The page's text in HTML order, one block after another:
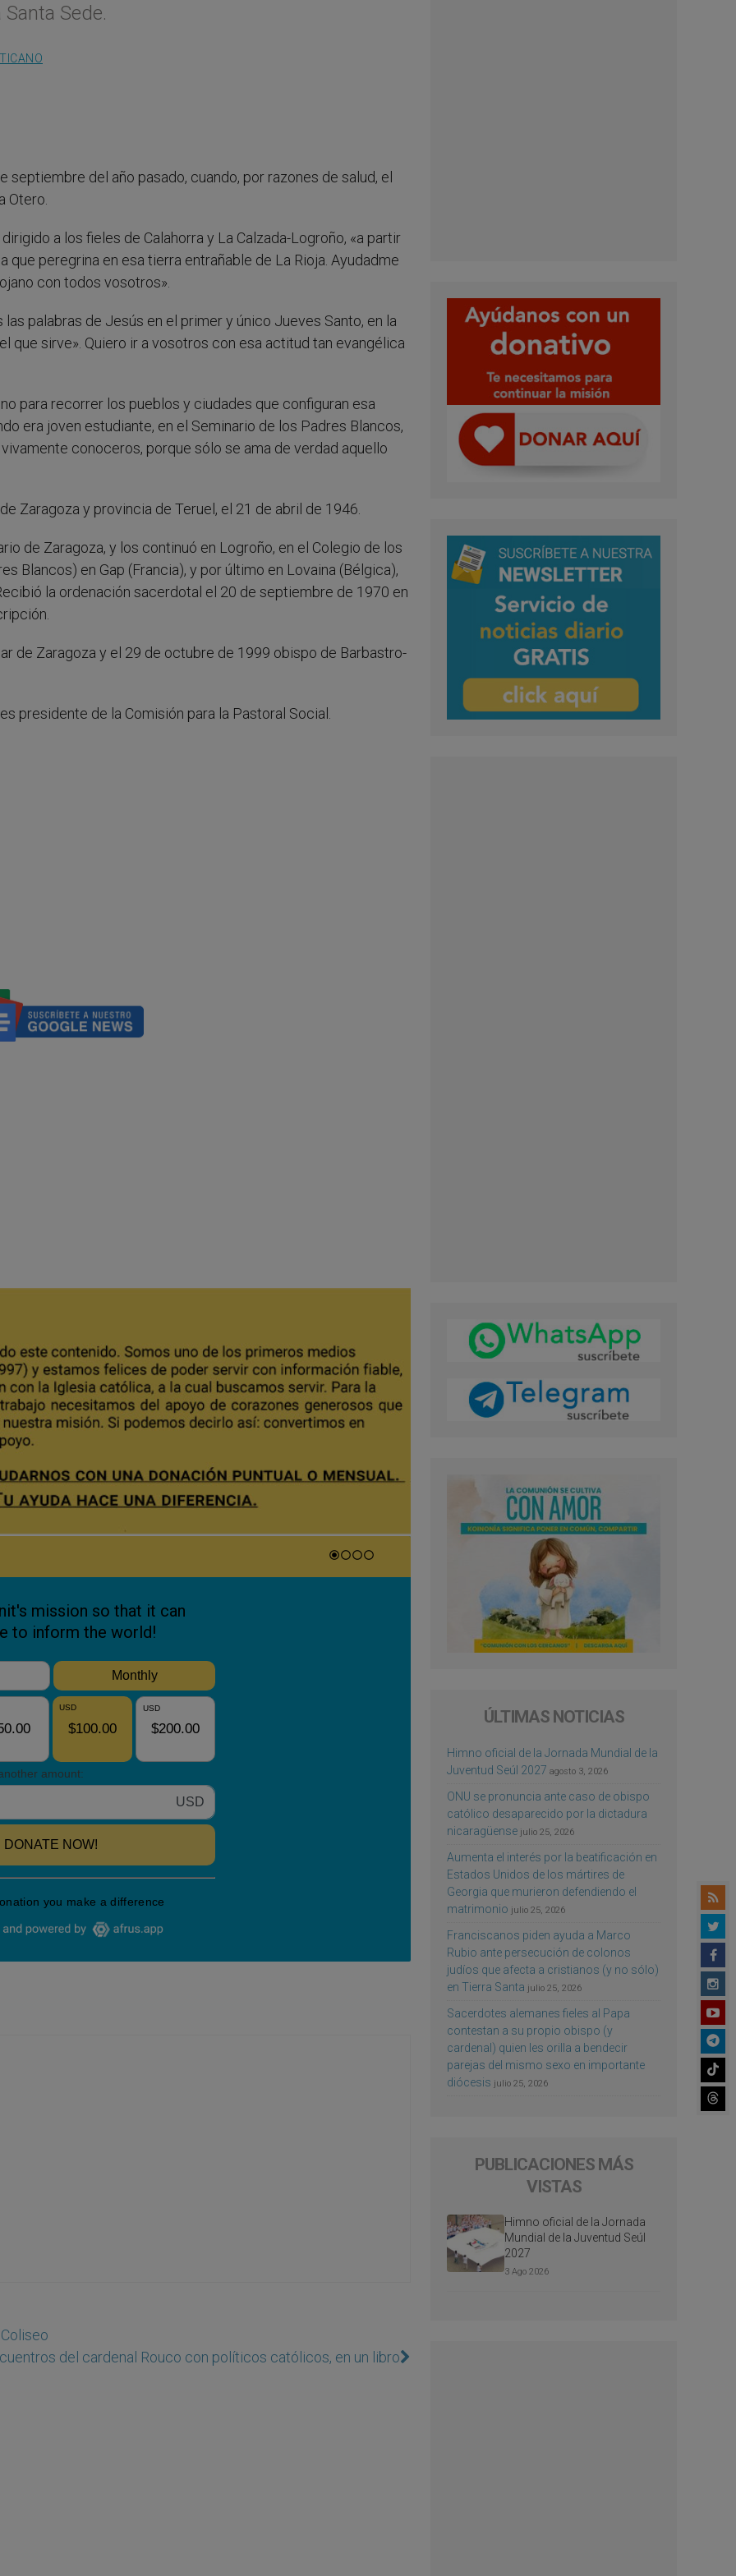
Sede.
del año pasado, cuando, por razones de salud, el
Otero.
a los fieles de Calahorra y La Calzada-Logroño, «a partir
que peregrina en esa tierra entrañable de La Rioja. Ayudadme
con todos vosotros».
palabras de Jesús en el primer y único Jueves Santo, en la
que sirve». Quiero ir a vosotros con esa actitud tan evangélica
para recorrer los pueblos y ciudades que configuran esa
era joven estudiante, en el Seminario de los Padres Blancos,
conoceros, porque sólo se ama de verdad aquello
Zaragoza y provincia de Teruel, el 21 de abril de 1946.
de Zaragoza, y los continuó en Logroño, en el Colegio de los
Blancos) en Gap (Francia), y por último en Lovaina (Bélgica),
la ordenación sacerdotal el 20 de septiembre de 1970 en
de Zaragoza y el 29 de octubre de 1999 obispo de Barbastro-
presidente de la Comisión para la Pastoral Social.
del cardenal Rouco con políticos católicos, en un libro
ÚLTIMAS NOTICIAS
Himno oficial de la Jornada Mundial de la
Juventud Seúl 2027 agosto 3, 2026
ONU se pronuncia ante caso de obispo
católico desaparecido por la dictadura
nicaragüense julio 25, 2026
Aumenta el interés por la beatificación en
Estados Unidos de los mártires de
Georgia que murieron defendiendo el
matrimonio julio 25, 2026
Franciscanos piden ayuda a Marco
Rubio ante persecución de colonos
judíos que afecta a cristianos (y no sólo)
en Tierra Santa julio 25, 2026
Sacerdotes alemanes fieles al Papa
contestan a su propio obispo (y
cardenal) quien les orilla a bendecir
parejas del mismo sexo en importante
diócesis julio 25, 2026
PUBLICACIONES MÁS
VISTAS
Himno oficial de la Jornada
Mundial de la Juventud Seúl
2027
3 Ago 2026